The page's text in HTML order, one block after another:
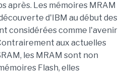
après. Les mémoires MRAM
d'IBM au début des
considérées comme l'avenir
aux actuelles
les MRAM sont non
Flash, elles